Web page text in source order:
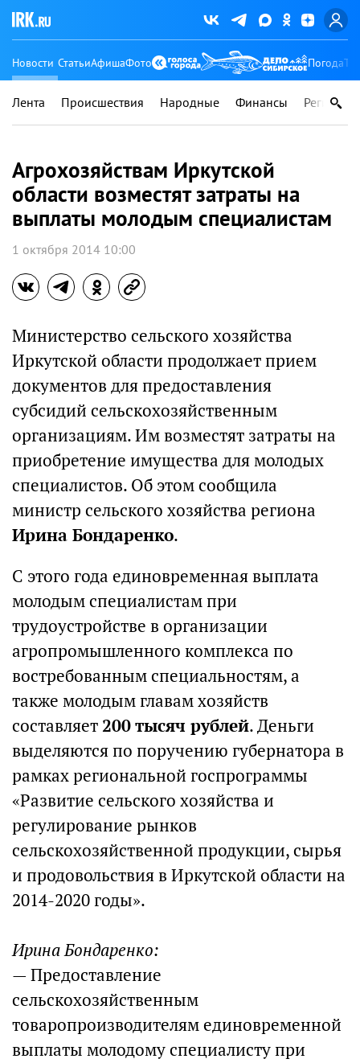
Новости СтатьиАфишаФото Погода
Лента Происшествия Народные Финансы Регионы
Агрохозяйствам Иркутской
области возместят затраты на
выплаты молодым специалистам
1 октября 2014 10:00
Министерство сельского хозяйства
Иркутской области продолжает прием
документов для предоставления
субсидий сельскохозяйственным
организациям. Им возместят затраты на
приобретение имущества для молодых
специалистов. Об этом сообщила
министр сельского хозяйства региона
Ирина Бондаренко.
С этого года единовременная выплата
молодым специалистам при
трудоустройстве в организации
агропромышленного комплекса по
востребованным специальностям, а
также молодым главам хозяйств
составляет200 тысяч рублей. Деньги
выделяются по поручению губернатора в
рамках региональной госпрограммы
«Развитие сельского хозяйства и
регулирование рынков
сельскохозяйственной продукции, сырья
и продовольствия в Иркутской области на
2014-2020 годы».
Ирина Бондаренко:
— Предоставление
сельскохозяйственным
товаропроизводителям единовременной
выплаты молодому специалисту при